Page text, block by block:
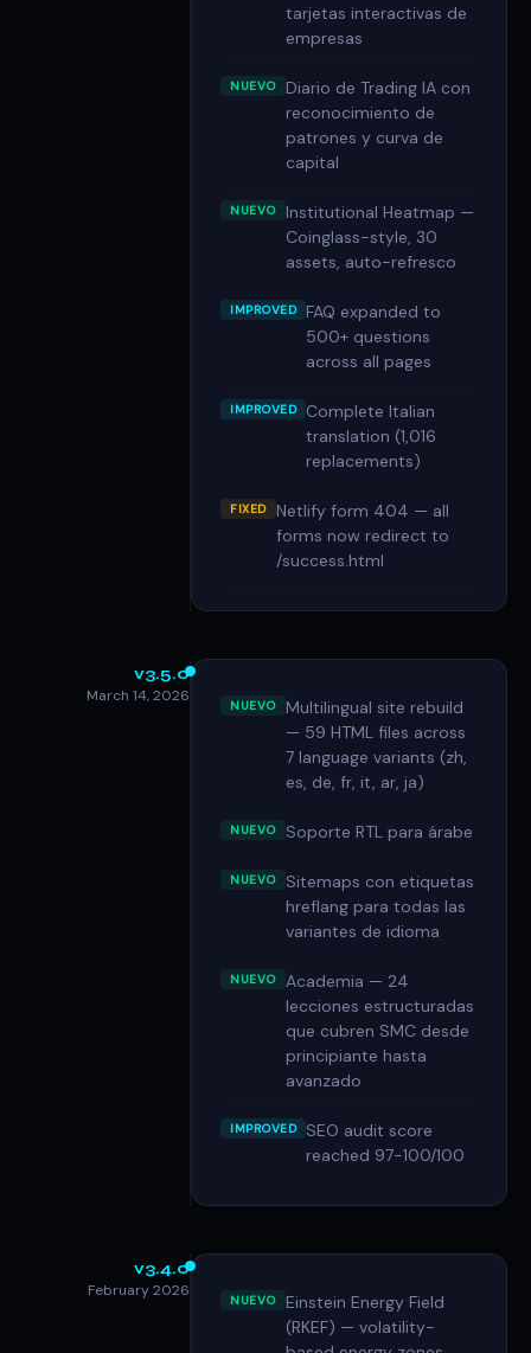
tarjetas interactivas de
empresas
NUEVO
Diario de Trading IA con
reconocimiento de
patrones y curva de
capital
NUEVO
Institutional Heatmap —
Coinglass-style, 30
assets, auto-refresco
IMPROVED
FAQ expanded to
500+ questions
across all pages
IMPROVED
Complete Italian
translation (1,016
replacements)
FIXED
Netlify form 404 — all
forms now redirect to
/success.html
v3.5.0
March 14, 2026
NUEVO
Multilingual site rebuild
— 59 HTML files across
7 language variants (zh,
es, de, fr, it, ar, ja)
NUEVO Soporte RTL para árabe
NUEVO
Sitemaps con etiquetas
hreflang para todas las
variantes de idioma
NUEVO
Academia — 24
lecciones estructuradas
que cubren SMC desde
principiante hasta
avanzado
IMPROVED
SEO audit score
reached 97-100/100
v3.4.0
February 2026
NUEVO
Einstein Energy Field
(RKEF) — volatility-